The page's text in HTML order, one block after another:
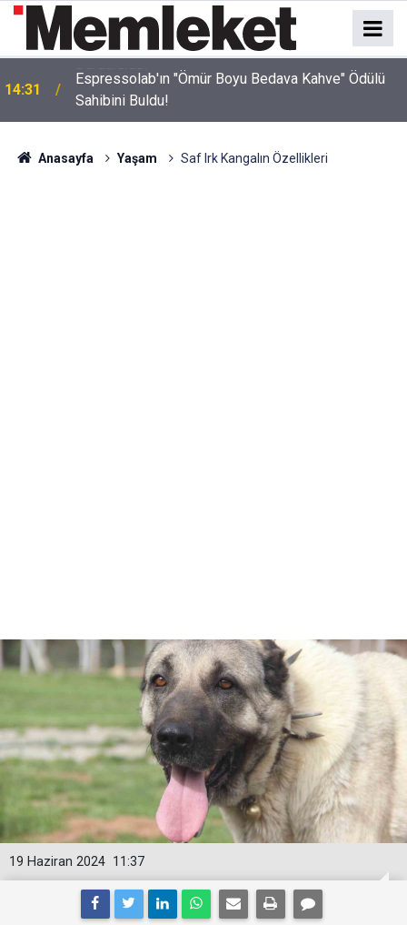
14:31
Espressolab'ın "Ömür Boyu Bedava Kahve" Ödülü
Sahibini Buldu!
Anasayfa Yaşam Saf Irk Kangalın Özellikleri
11:37
19 Haziran 2024